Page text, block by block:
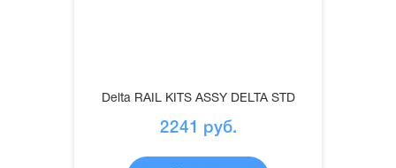
Delta RAIL KITS ASSY DELTA STD
2241 руб.